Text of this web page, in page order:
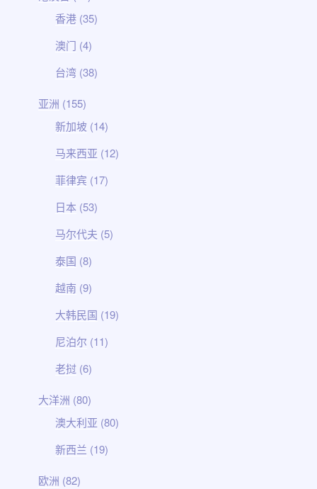
香港 (35)
澳门 (4)
台湾 (38)
亚洲 (155)
新加坡 (14)
马来西亚 (12)
菲律宾 (17)
日本 (53)
马尔代夫 (5)
泰国 (8)
越南 (9)
大韩民国 (19)
尼泊尔 (11)
老挝 (6)
大洋洲 (80)
澳大利亚 (80)
新西兰 (19)
欧洲 (82)